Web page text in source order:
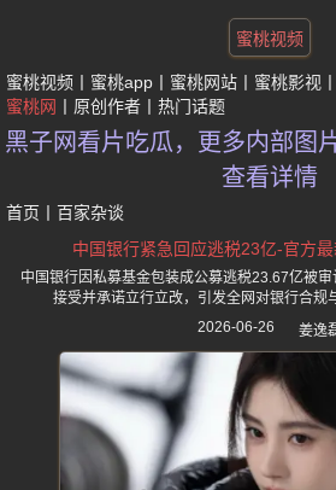
蜜桃视频
蜜桃视频 蜜桃app 蜜桃网站 蜜桃影视
蜜桃网
原创作者 热门话题
黑子网看片吃瓜，更多内部图
查看详情
首页 百家杂谈
中国银行紧急回应逃税23亿-官方
中国银行因私募基金包装成公募逃税23.67亿被
接受并承诺立行立改，引发全网对银行合规
2026-06-26
姜逸